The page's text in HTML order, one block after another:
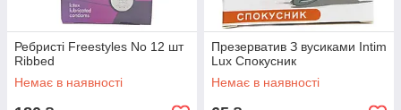
Ребристі Freestyles No 12 шт
Ribbed
Немає в наявності
Презерватив З вусиками Intim
Lux Спокусник
Немає в наявності